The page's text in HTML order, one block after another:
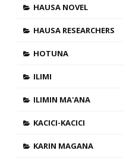
HAUSA NOVEL
HAUSA RESEARCHERS
HOTUNA
ILIMI
ILIMIN MA'ANA
KACICI-KACICI
KARIN MAGANA